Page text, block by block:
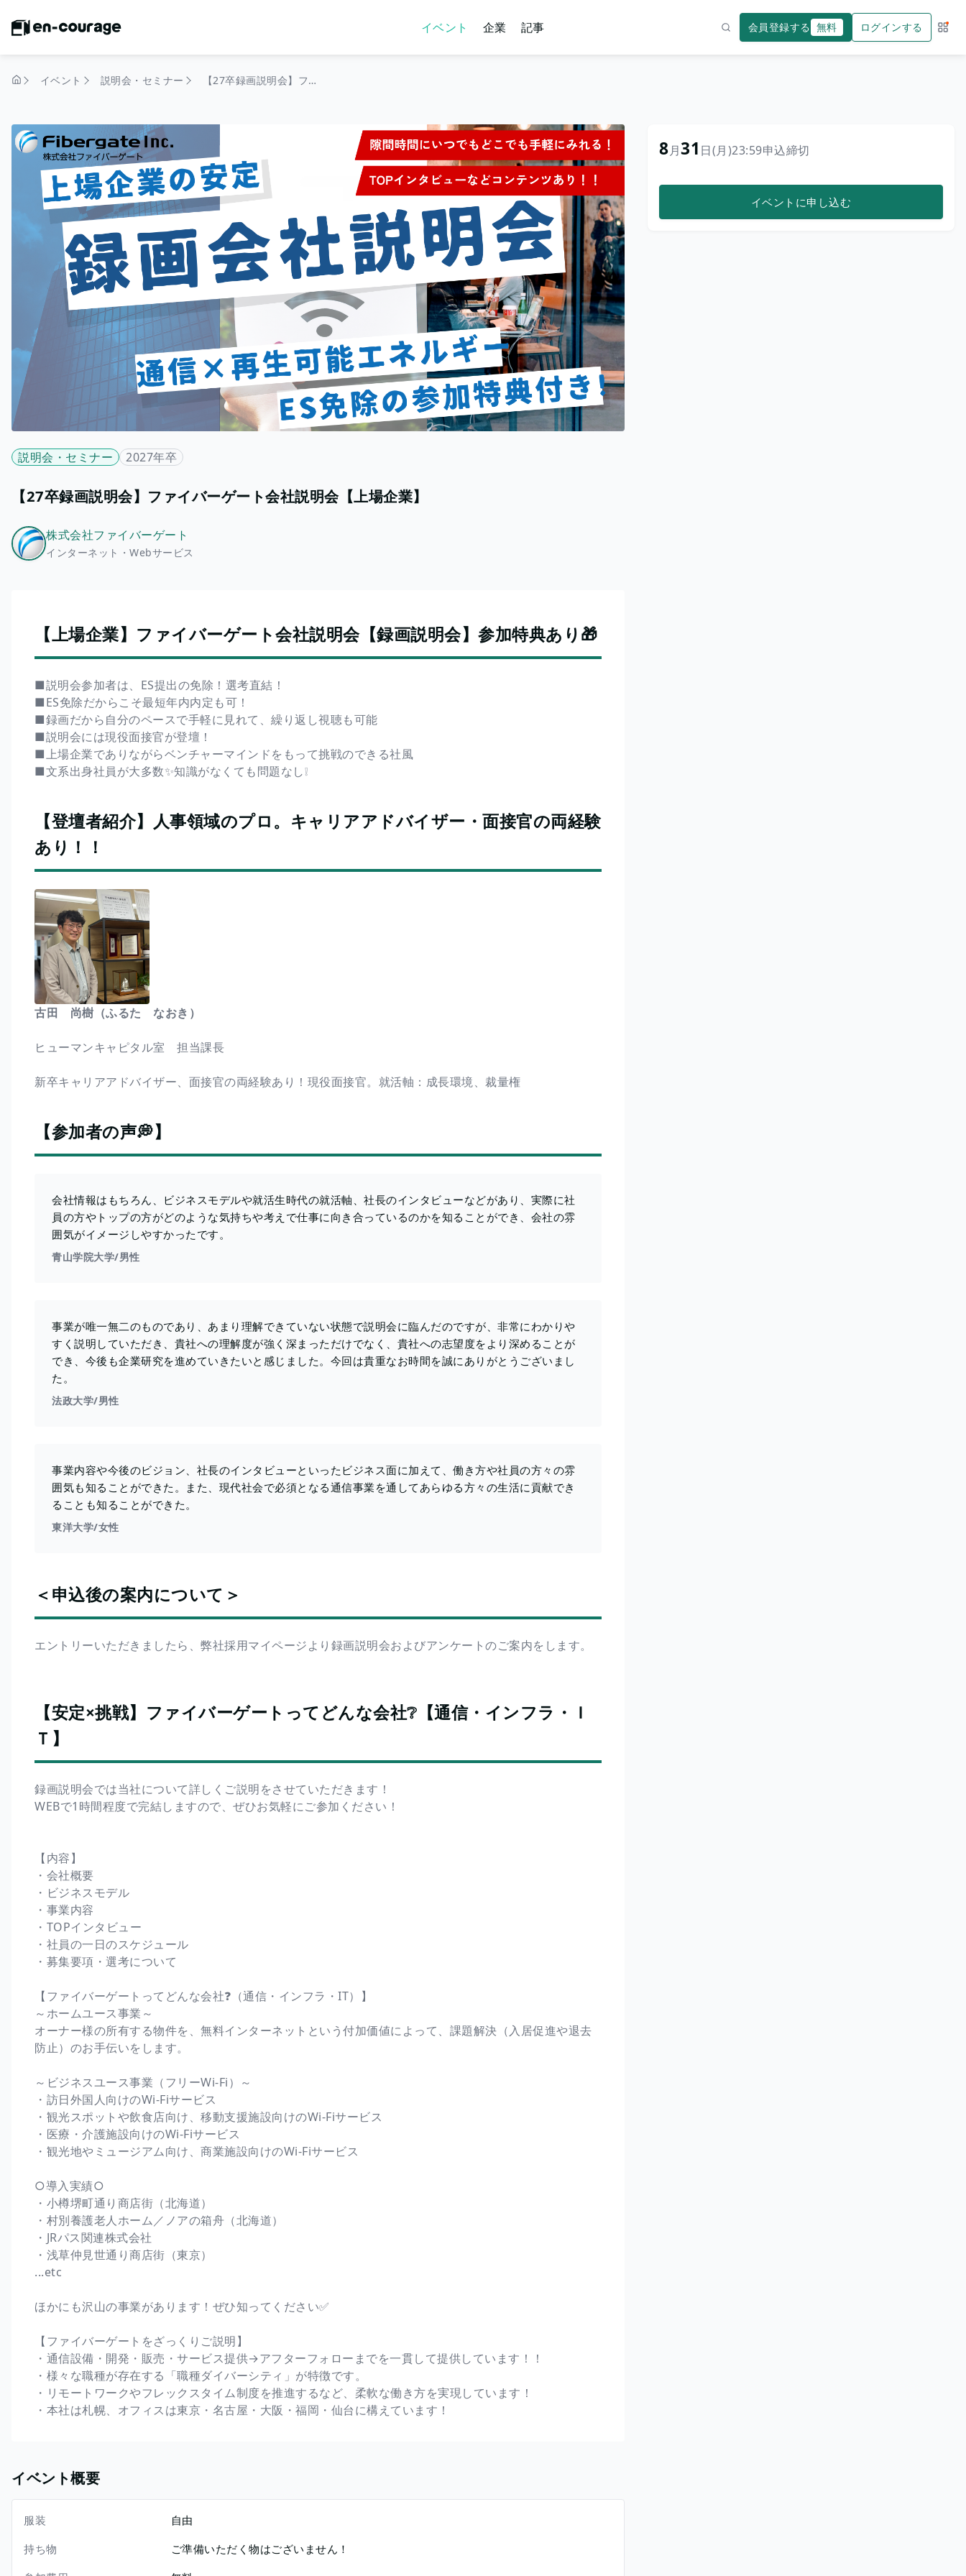
イベント 企業 記事 会員登録する 無料 ログインする サー
イベント 説明会・セミナー 【27卒録画説明会】ファイバーゲート会社説明会【上場企業】
説明会・セミナー 2027年卒
【27卒録画説明会】ファイバーゲート会社説明会【上場企業】
株式会社ファイバーゲート
インターネット・Webサービス
【上場企業】ファイバーゲート会社説明会【録画説明会】参加特典あり🎁
■説明会参加者は、ES提出の免除！選考直結！
■ES免除だからこそ最短年内内定も可！
■録画だから自分のペースで手軽に見れて、繰り返し視聴も可能
■説明会には現役面接官が登壇！
■上場企業でありながらベンチャーマインドをもって挑戦のできる社風
■文系出身社員が大多数✨知識がなくても問題なし❕
【登壇者紹介】人事領域のプロ。キャリアアドバイザー・面接官の両経験
あり！！
古田 尚樹（ふるた なおき）
ヒューマンキャピタル室 担当課長
新卒キャリアアドバイザー、面接官の両経験あり！現役面接官。就活軸：成長環境、裁量権
【参加者の声💭】
会社情報はもちろん、ビジネスモデルや就活生時代の就活軸、社長のインタビューなどがあり、実際に社
員の方やトップの方がどのような気持ちや考えで仕事に向き合っているのかを知ることができ、会社の雰
囲気がイメージしやすかったです。
青山学院大学/男性
事業が唯一無二のものであり、あまり理解できていない状態で説明会に臨んだのですが、非常にわかりや
すく説明していただき、貴社への理解度が強く深まっただけでなく、貴社への志望度をより深めることが
でき、今後も企業研究を進めていきたいと感じました。今回は貴重なお時間を誠にありがとうございまし
た。
法政大学/男性
事業内容や今後のビジョン、社長のインタビューといったビジネス面に加えて、働き方や社員の方々の雰
囲気も知ることができた。また、現代社会で必須となる通信事業を通してあらゆる方々の生活に貢献でき
ることも知ることができた。
東洋大学/女性
＜申込後の案内について＞
エントリーいただきましたら、弊社採用マイページより録画説明会およびアンケートのご案内をします。
【安定×挑戦】ファイバーゲートってどんな会社❔【通信・インフラ・Ｉ
Ｔ】
録画説明会では当社について詳しくご説明をさせていただきます！
WEBで1時間程度で完結しますので、ぜひお気軽にご参加ください！
【内容】
・会社概要
・ビジネスモデル
・事業内容
・TOPインタビュー
・社員の一日のスケジュール
・募集要項・選考について
【ファイバーゲートってどんな会社❓（通信・インフラ・IT）】
～ホームユース事業～
オーナー様の所有する物件を、無料インターネットという付加価値によって、課題解決（入居促進や退去
防止）のお手伝いをします。
～ビジネスユース事業（フリーWi-Fi）～
・訪日外国人向けのWi-Fiサービス
・観光スポットや飲食店向け、移動支援施設向けのWi-Fiサービス
・医療・介護施設向けのWi-Fiサービス
・観光地やミュージアム向け、商業施設向けのWi-Fiサービス
○導入実績○
・小樽堺町通り商店街（北海道）
・村別養護老人ホーム／ノアの箱舟（北海道）
・JRパス関連株式会社
・浅草仲見世通り商店街（東京）
...etc
ほかにも沢山の事業があります！ぜひ知ってください✅
【ファイバーゲートをざっくりご説明】
・通信設備・開発・販売・サービス提供→アフターフォローまでを一貫して提供しています！！
・様々な職種が存在する「職種ダイバーシティ」が特徴です。
・リモートワークやフレックスタイム制度を推進するなど、柔軟な働き方を実現しています！
・本社は札幌、オフィスは東京・名古屋・大阪・福岡・仙台に構えています！
イベント概要
服装
自由
持ち物
ご準備いただく物はございません！
8月31 日(月)23:59申込締切
イベントに申し込む